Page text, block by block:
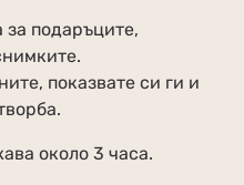
за подаръците,
показвате си ги и
около 3 часа.